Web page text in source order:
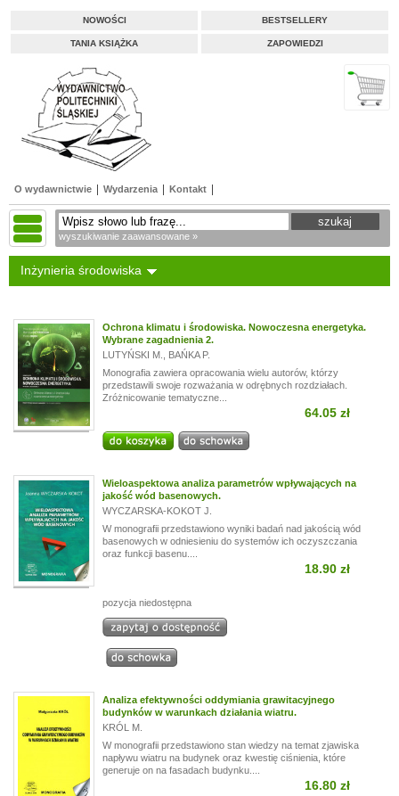
NOWOŚCI BESTSELLERY
TANIA KSIĄŻKA ZAPOWIEDZI
O wydawnictwie Wydarzenia Kontakt
wyszukiwanie zaawansowane »
Inżynieria środowiska
Ochrona klimatu i środowiska. Nowoczesna energetyka.
Wybrane zagadnienia 2.
LUTYŃSKI M.
BAŃKA P.
Monografia zawiera opracowania wielu autorów, którzy
przedstawili swoje rozważania w odrębnych rozdziałach.
Zróżnicowanie tematyczne...
64.05 zł
Wieloaspektowa analiza parametrów wpływających na
jakość wód basenowych.
WYCZARSKA-KOKOT J.
W monografii przedstawiono wyniki badań nad jakością wód
basenowych w odniesieniu do systemów ich oczyszczania
oraz funkcji basenu....
18.90 zł
pozycja niedostępna
Analiza efektywności oddymiania grawitacyjnego
budynków w warunkach działania wiatru.
KRÓL M.
W monografii przedstawiono stan wiedzy na temat zjawiska
napływu wiatru na budynek oraz kwestię ciśnienia, które
generuje on na fasadach budynku....
16.80 zł